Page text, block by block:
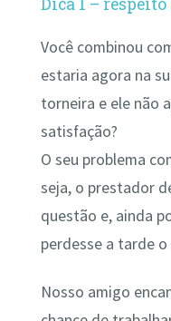
Você combinou
estaria agora na
torneira e ele não
satisfação?
O seu problema
seja, o prestador
questão e, ainda
perdesse a tarde
Nosso amigo